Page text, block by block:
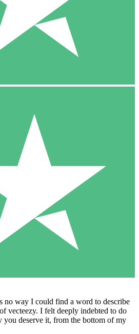
no way I could find a word to describe
vecteezy. I felt deeply indebted to do
you deserve it, from the bottom of my